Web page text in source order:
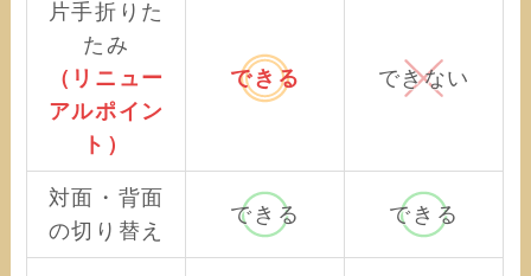
片手折りた
たみ
（リニュー
アルポイン
ト）
できる できない
対面・背面
の切り替え
できる できる